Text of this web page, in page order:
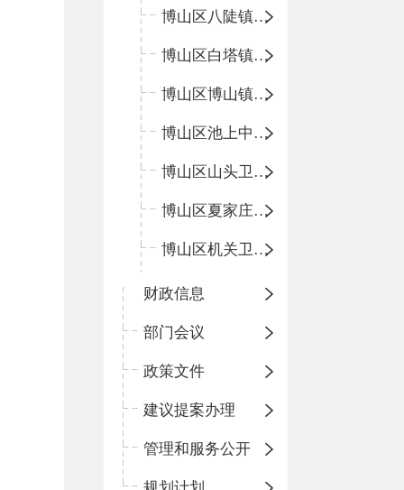
博山区八陡镇卫生院
博山区白塔镇卫生院
博山区博山镇中心卫生院（南院区、北院区）
博山区池上中心卫生院
博山区山头卫生院
博山区夏家庄卫生院
博山区机关卫生所
财政信息
部门会议
政策文件
建议提案办理
管理和服务公开